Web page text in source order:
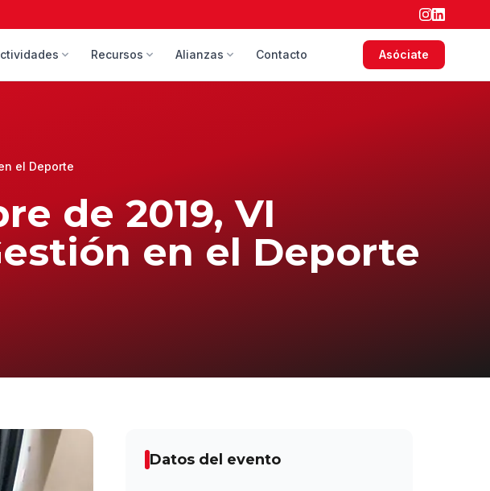
Recursos Alianzas Contacto Asóciate
el Deporte
de 2019, VI
en el Deporte
Datos del evento